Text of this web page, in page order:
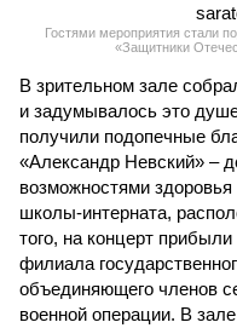
Гостями мероприятия стали
«Защитники
В зрительном зале
и задумывалось это
получили подопечные
«Александр Невский» –
возможностями
школы-интерната,
того, на концерт
филиала
объединяющего членов
военной операции. В